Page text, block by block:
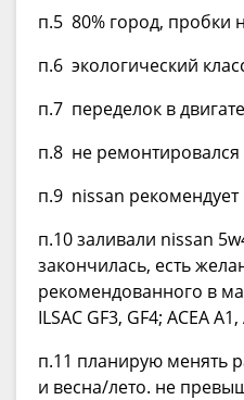
п.5 80% город, пробки
п.6 экологический
п.7 переделок в
п.8 не ремонтировался
п.9 nissan рекомендует
п.10 заливали nissan
закончилась, есть
рекомендованного в
ILSAC GF3, GF4; ACEA
п.11 планирую менять
и весна/лето. не